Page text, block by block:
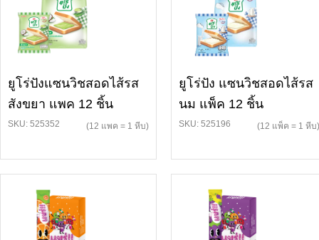
ยูโร่ปังแซนวิชสอดไส้รส
สังขยา แพค 12 ชิ้น
SKU: 525352 (12 แพค = 1 หีบ)
ยูโร่ปัง แซนวิชสอดไส้รส
นม แพ็ค 12 ชิ้น
SKU: 525196 (12 แพ็ค = 1 หีบ)